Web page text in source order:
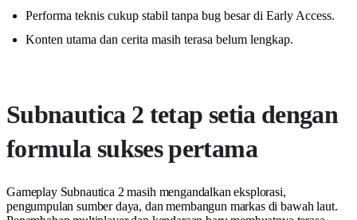
Performa teknis cukup stabil tanpa bug besar di Early Access.
Konten utama dan cerita masih terasa belum lengkap.
Subnautica 2 tetap setia dengan
formula sukses pertama
Gameplay Subnautica 2 masih mengandalkan eksplorasi,
pengumpulan sumber daya, dan membangun markas di bawah laut.